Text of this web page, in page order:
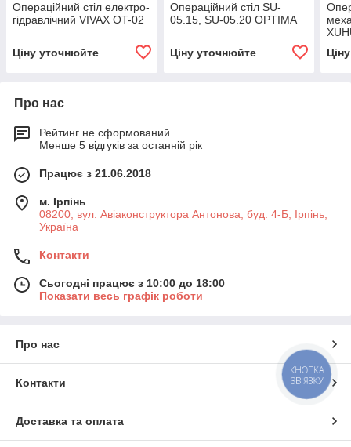
Операційний стіл електро-
гідравлічний VIVAX OT-02
Ціну уточнюйте
Операційний стіл SU-
05.15, SU-05.20 OPTIMA
Ціну уточнюйте
Про нас
Рейтинг не сформований
Менше 5 відгуків за останній рік
Працює з 21.06.2018
м. Ірпінь
08200, вул. Авіаконструктора Антонова, буд. 4-Б, Ірпінь,
Україна
Контакти
Сьогодні працює з 10:00 до 18:00
Показати весь графік роботи
Про нас
Контакти
Доставка та оплата
КНОПКА
ЗВ'ЯЗКУ